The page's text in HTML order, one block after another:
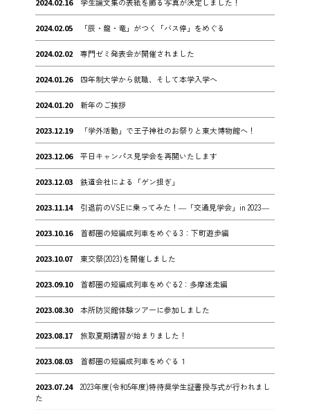
2024.02.05 「辰・龍・竜」がつく「バス停」をめぐる
2024.02.02 専門ゼミ発表会が開催されました
2024.01.26 四年制大学から就職、そして本学入学へ
2024.01.20 新年のご挨拶
2023.12.19 「学外活動」で王子神社のお祭りと東大博物館へ！
2023.12.06 平日キャンパス見学会を再開いたします
2023.12.03 鉄道会社による「ゲン担ぎ」
2023.11.14 引退前のVSEに乗ってみた！―「交通見学会」in 2023―
2023.10.16 首都圏の短編成列車をめぐる3：下町遊歩編
2023.10.07 東交祭(2023)を開催しました
2023.09.10 首都圏の短編成列車をめぐる2：多摩迷走編
2023.08.30 本所防災館体験ツアーに参加しました
2023.08.17 旅取夏期講習が始まりました！
2023.08.03 首都圏の短編成列車をめぐる１
2023.07.24
2023年度(令和5年度)特待奨学生証書授与式が行われまし
た